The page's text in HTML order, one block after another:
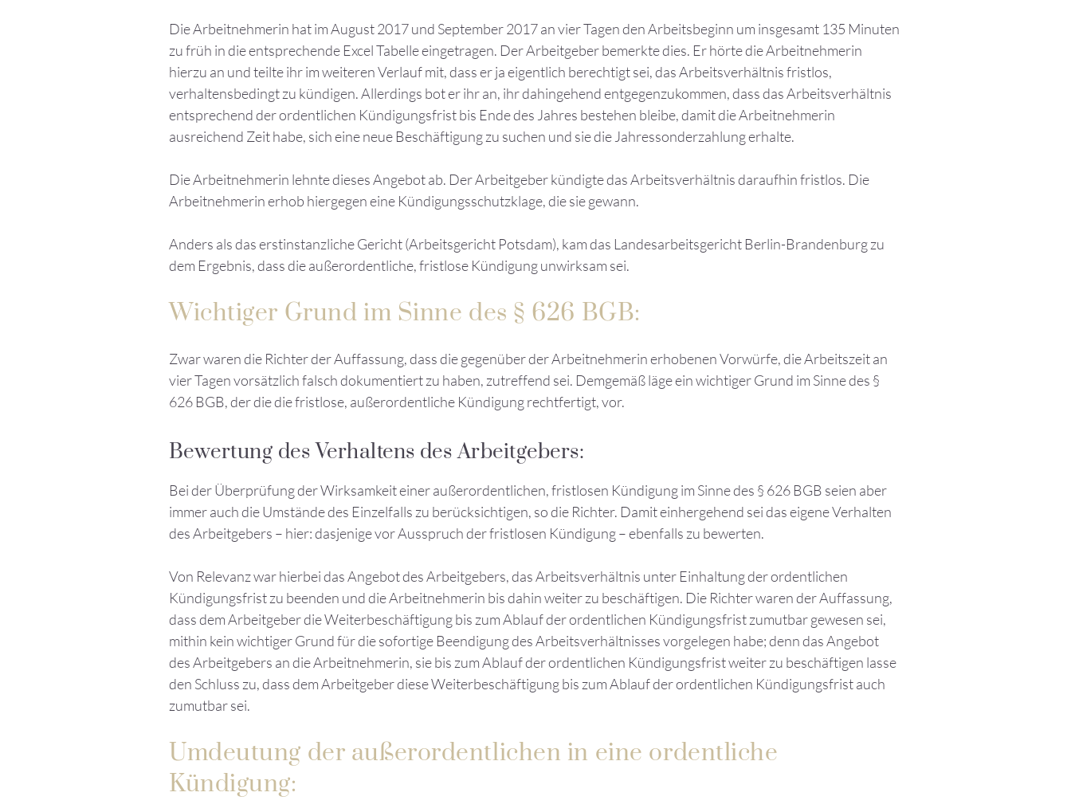
Die Arbeitnehmerin hat im August 2017 und September 2017 an vier Tagen den Arbeitsbeginn um insgesamt 135 Minuten
zu früh in die entsprechende Excel Tabelle eingetragen. Der Arbeitgeber bemerkte dies. Er hörte die Arbeitnehmerin
hierzu an und teilte ihr im weiteren Verlauf mit, dass er ja eigentlich berechtigt sei, das Arbeitsverhältnis fristlos,
verhaltensbedingt zu kündigen. Allerdings bot er ihr an, ihr dahingehend entgegenzukommen, dass das Arbeitsverhältnis
entsprechend der ordentlichen Kündigungsfrist bis Ende des Jahres bestehen bleibe, damit die Arbeitnehmerin
ausreichend Zeit habe, sich eine neue Beschäftigung zu suchen und sie die Jahressonderzahlung erhalte.
Die Arbeitnehmerin lehnte dieses Angebot ab. Der Arbeitgeber kündigte das Arbeitsverhältnis daraufhin fristlos. Die
Arbeitnehmerin erhob hiergegen eine Kündigungsschutzklage, die sie gewann.
Anders als das erstinstanzliche Gericht (Arbeitsgericht Potsdam), kam das Landesarbeitsgericht Berlin-Brandenburg zu
dem Ergebnis, dass die außerordentliche, fristlose Kündigung unwirksam sei.
Wichtiger Grund im Sinne des § 626 BGB:
Zwar waren die Richter der Auffassung, dass die gegenüber der Arbeitnehmerin erhobenen Vorwürfe, die Arbeitszeit an
vier Tagen vorsätzlich falsch dokumentiert zu haben, zutreffend sei. Demgemäß läge ein wichtiger Grund im Sinne des §
626 BGB, der die die fristlose, außerordentliche Kündigung rechtfertigt, vor.
Bewertung des Verhaltens des Arbeitgebers:
Bei der Überprüfung der Wirksamkeit einer außerordentlichen, fristlosen Kündigung im Sinne des § 626 BGB seien aber
immer auch die Umstände des Einzelfalls zu berücksichtigen, so die Richter. Damit einhergehend sei das eigene Verhalten
des Arbeitgebers – hier: dasjenige vor Ausspruch der fristlosen Kündigung – ebenfalls zu bewerten.
Von Relevanz war hierbei das Angebot des Arbeitgebers, das Arbeitsverhältnis unter Einhaltung der ordentlichen
Kündigungsfrist zu beenden und die Arbeitnehmerin bis dahin weiter zu beschäftigen. Die Richter waren der Auffassung,
dass dem Arbeitgeber die Weiterbeschäftigung bis zum Ablauf der ordentlichen Kündigungsfrist zumutbar gewesen sei,
mithin kein wichtiger Grund für die sofortige Beendigung des Arbeitsverhältnisses vorgelegen habe; denn das Angebot
des Arbeitgebers an die Arbeitnehmerin, sie bis zum Ablauf der ordentlichen Kündigungsfrist weiter zu beschäftigen lasse
den Schluss zu, dass dem Arbeitgeber diese Weiterbeschäftigung bis zum Ablauf der ordentlichen Kündigungsfrist auch
zumutbar sei.
Umdeutung der außerordentlichen in eine ordentliche
Kündigung: